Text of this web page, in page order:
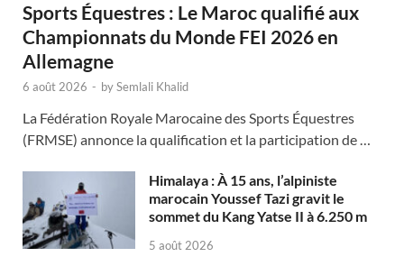
Sports Équestres : Le Maroc qualifié aux
Championnats du Monde FEI 2026 en
Allemagne
6 août 2026 - bySemlali Khalid
La Fédération Royale Marocaine des Sports Équestres
(FRMSE) annonce la qualification et la participation de …
Himalaya : À 15 ans, l’alpiniste
marocain Youssef Tazi gravit le
sommet du Kang Yatse II à 6.250 m
5 août 2026